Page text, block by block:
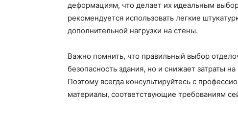
деформациям, что делает их идеальным
рекомендуется использовать легкие
дополнительной нагрузки на стены.
Важно помнить, что правильный выбор
безопасность здания, но и снижает затраты
Поэтому всегда консультируйтесь с
материалы, соответствующие требованиям